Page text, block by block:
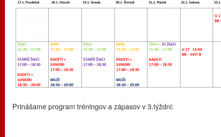
Prinášame program tréningov a zápasov v 3.týždni: